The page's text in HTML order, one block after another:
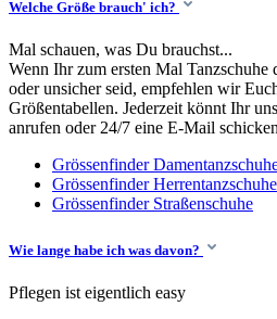
Welche Größe brauch' ich?
Mal schauen, was Du brauchst...
Wenn Ihr zum ersten Mal
oder unsicher seid, empfehlen wir
Größentabellen. Jederzeit könnt Ihr
anrufen oder 24/7 eine E-Mail
Grössenfinder
Grössenfinder Herrentanzschuhe
Grössenfinder Straßenschuhe
Wie lange habe ich was davon?
Pflegen ist eigentlich easy